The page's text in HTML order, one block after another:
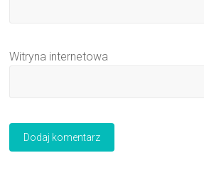
Witryna internetowa